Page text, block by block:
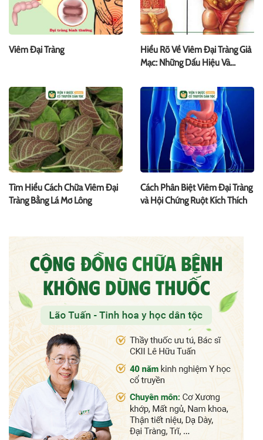
Viêm Đại Tràng
Hiểu Rõ Về Viêm Đại Tràng Giả
Mạc: Những Dấu Hiệu Và
Tìm Hiểu Cách Chữa Viêm Đại
Tràng Bằng Lá Mơ Lông
Cách Phân Biệt Viêm Đại Tràng
và Hội Chứng Ruột Kích Thích